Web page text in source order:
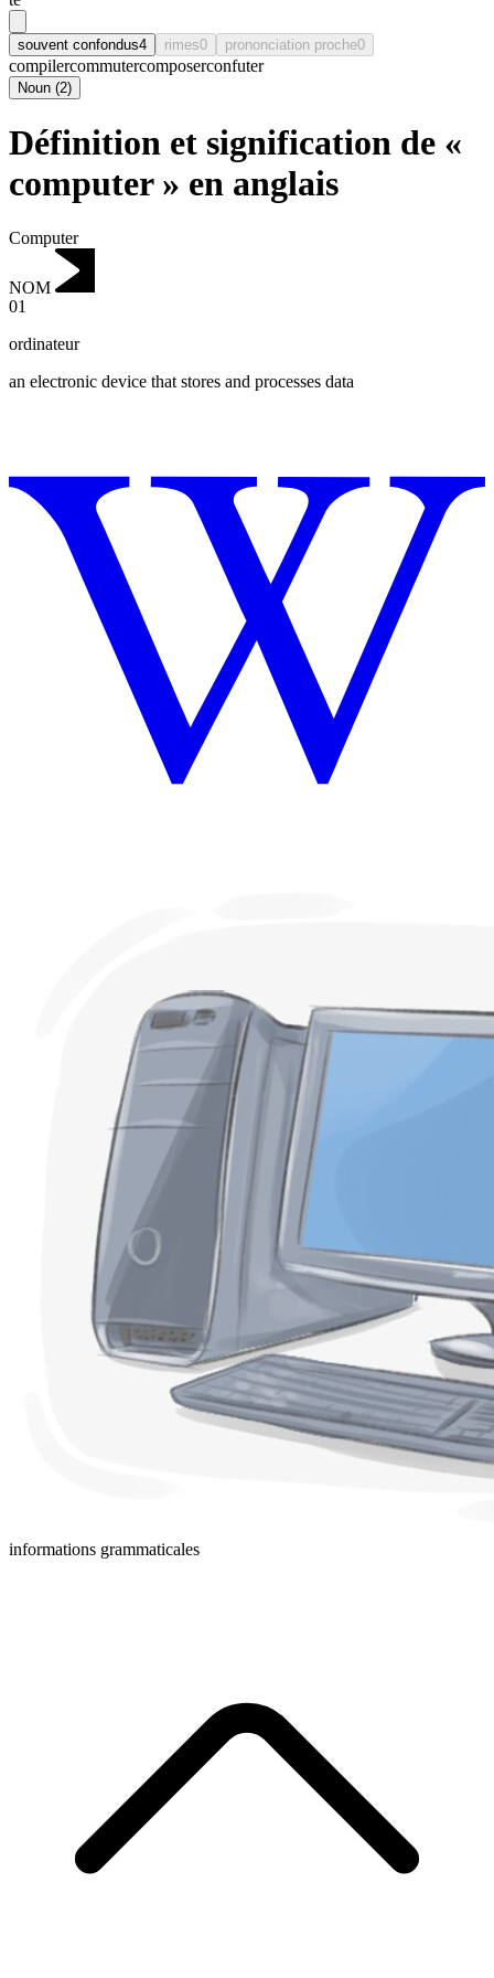
souvent confondus4 rimes0 prononciation proche0
compilercommutercomposerconfuter
Noun (2)
Définition et signification de «
computer » en anglais
Computer
NOM
01
ordinateur
an electronic device that stores and processes data
informations grammaticales